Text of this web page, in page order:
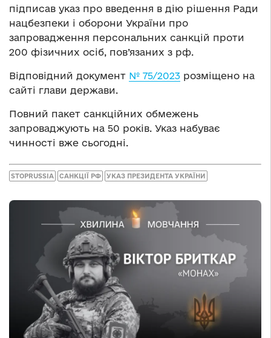
підписав указ про введення в дію рішення Ради
нацбезпеки і оборони України про
запровадження персональних санкцій проти
200 фізичних осіб, пов’язаних з рф.
Відповідний документ № 75/2023 розміщено на
сайті глави держави.
Повний пакет санкційних обмежень
запроваджують на 50 років. Указ набуває
чинності вже сьогодні.
STOPRUSSIA САНКЦІЇ РФ УКАЗ ПРЕЗИДЕНТА УКРАЇНИ